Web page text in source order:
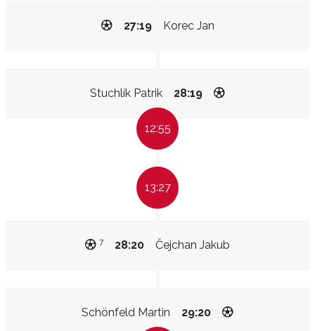
Korec Jan
27:19
Stuchlík Patrik 28:19
12:55
13:27
Čejchan Jakub
28:20
7
Schönfeld Martin 29:20